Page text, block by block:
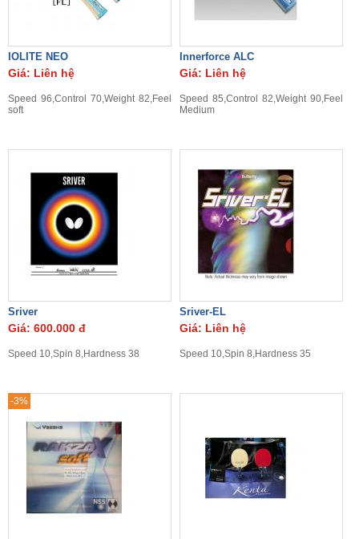
IOLITE NEO
Giá: Liên hệ
Speed 96,Control 70,Weight 82,Feel
soft
Innerforce ALC
Giá: Liên hệ
Speed 85,Control 82,Weight 90,Feel
Medium
Sriver
Giá: 600.000 đ
Speed 10,Spin 8,Hardness 38
Sriver-EL
Giá: Liên hệ
Speed 10,Spin 8,Hardness 35
-3%